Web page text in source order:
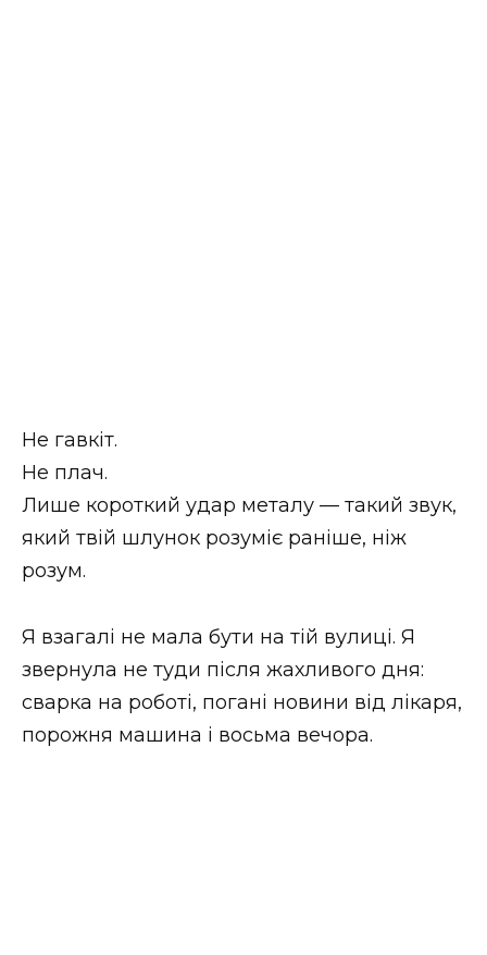
Не гавкіт.
Не плач.
Лише короткий удар металу — такий звук,
який твій шлунок розуміє раніше, ніж
розум.
Я взагалі не мала бути на тій вулиці. Я
звернула не туди після жахливого дня:
сварка на роботі, погані новини від лікаря,
порожня машина і восьма вечора.